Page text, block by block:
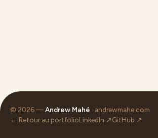
© 2026 —Andrew Mahé · andrewmahe.com
← Retour au portfolioLinkedIn ↗GitHub ↗